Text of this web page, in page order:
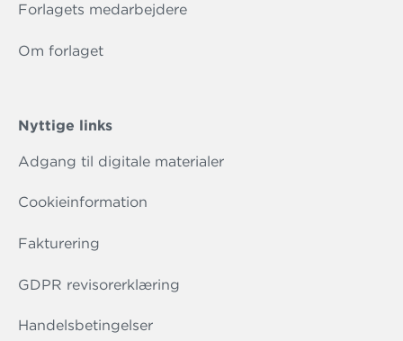
Forlagets medarbejdere
Om forlaget
Nyttige links
Adgang til digitale materialer
Cookieinformation
Fakturering
GDPR revisorerklæring
Handelsbetingelser